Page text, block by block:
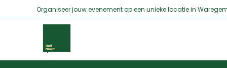
Organiseer jouw evenement op een unieke locatie in